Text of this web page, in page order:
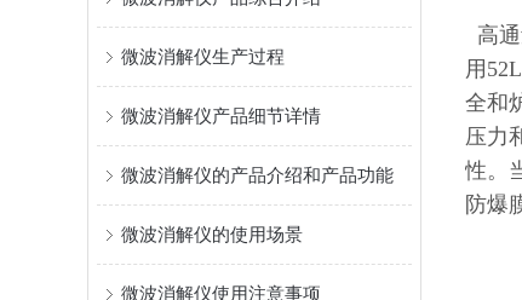
微波消解仪生产过程
微波消解仪产品细节详情
微波消解仪的产品介绍和产品功能
微波消解仪的使用场景
微波消解仪使用注意事项
高
用
全和
压力
性。
防爆